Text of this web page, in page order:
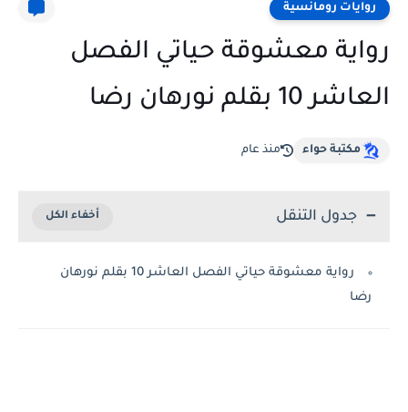
روايات رومانسية
رواية معشوقة حياتي الفصل
العاشر 10 بقلم نورهان رضا
مكتبة حواء منذ عام
جدول التنقل
رواية معشوقة حياتي الفصل العاشر 10 بقلم نورهان
رضا